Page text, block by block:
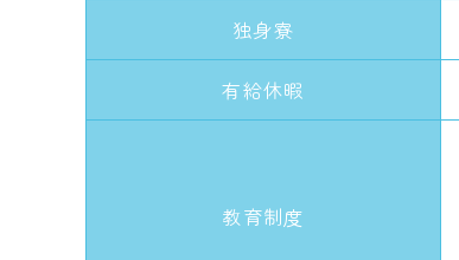
独身寮
有給休暇
教育制度